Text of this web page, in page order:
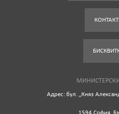
Адрес: бул. „Княз